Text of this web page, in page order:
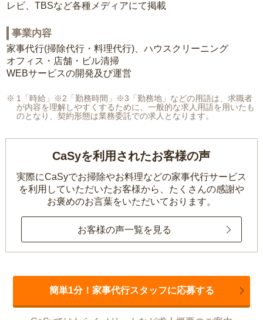
レビ、TBSなど各種メディアにて掲載
事業内容
家事代行(掃除代行・料理代行)、ハウスクリーニング
オフィス・店舗・ビル清掃
WEBサービスの開発及び運営
1「時給」※2「勤務時間」※3「勤務地」などの用語は、求職者
が内容を理解しやすくするために、一般的な求人用語を用いたも
のとなり、契約形態は業務委託での求人となります。
CaSyを利用されたお客様の声
実際にCaSyでお掃除やお料理などの家事代行サービス
を利用していただいたお客様から、 たくさんの感謝や
お褒めのお言葉をいただいております。
お客様の声一覧を見る
簡単1分！家事代行スタッフに応募する